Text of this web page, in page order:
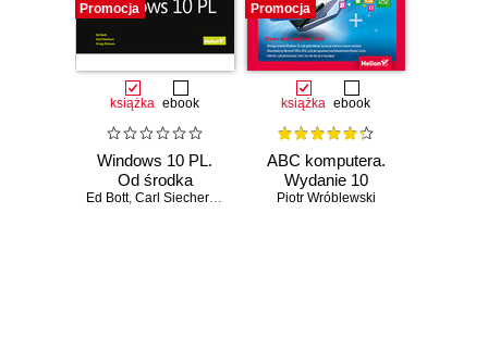
Promocja
książka ebook
Windows 10 PL.
Od środka
Ed Bott, Carl Siechert ,Craig Stinson
Promocja
książka ebook
ABC komputera.
Wydanie 10
Piotr Wróblewski